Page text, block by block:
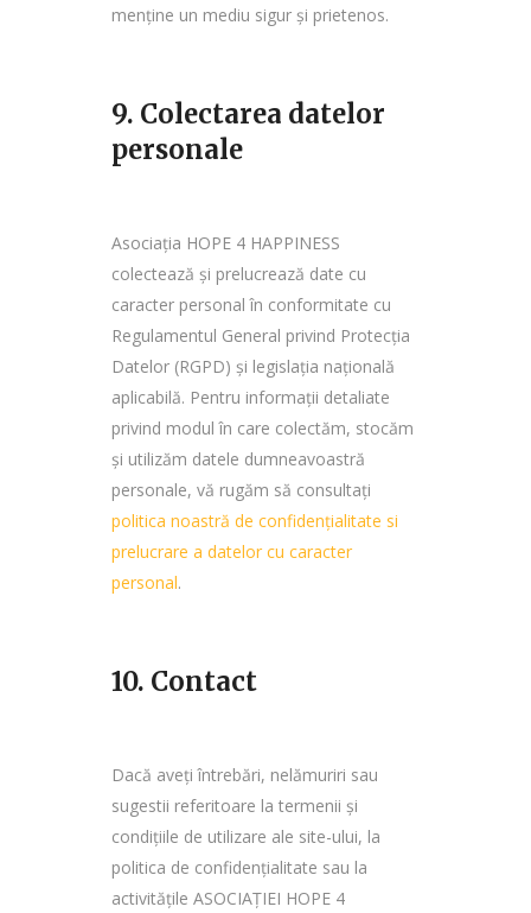
menține un mediu sigur și prietenos.
9. Colectarea datelor
personale
Asociația HOPE 4 HAPPINESS
colectează și prelucrează date cu
caracter personal în conformitate cu
Regulamentul General privind Protecția
Datelor (RGPD) și legislația națională
aplicabilă. Pentru informații detaliate
privind modul în care colectăm, stocăm
și utilizăm datele dumneavoastră
personale, vă rugăm să consultați
politica noastră de confidențialitate si
prelucrare a datelor cu caracter
personal.
10. Contact
Dacă aveți întrebări, nelămuriri sau
sugestii referitoare la termenii și
condițiile de utilizare ale site-ului, la
politica de confidențialitate sau la
activitățile ASOCIAȚIEI HOPE 4